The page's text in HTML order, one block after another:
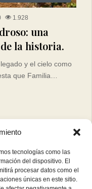
tecnologías como las
del dispositivo. El
procesar datos como el
únicas en este sitio.
1.928
una
la historia.
y el cielo como
que Familia…